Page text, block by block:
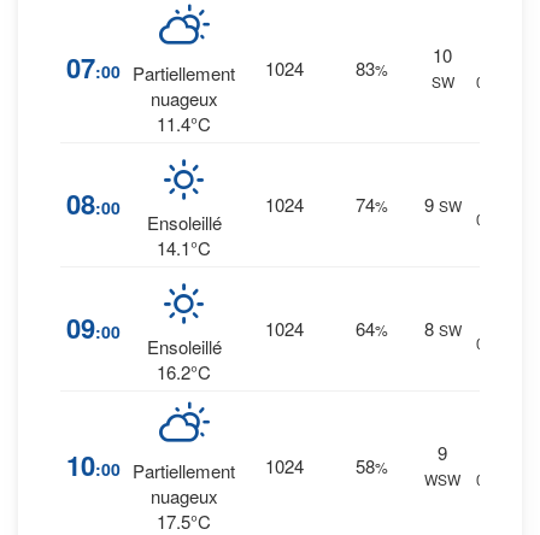
07:00 Partiellement
nuageux
11.4°C
1024 83%
10
SW
0 mm.
08:00
Ensoleillé
14.1°C
1024 74% 9 SW
0 mm.
09:00
Ensoleillé
16.2°C
1024 64% 8 SW
0 mm.
10:00 Partiellement
nuageux
17.5°C
1024 58%
9
WSW
0 mm.